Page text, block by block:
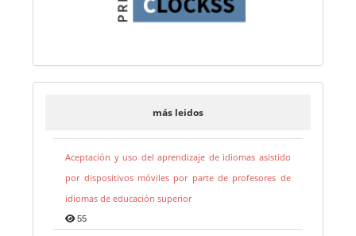
más leidos
Aceptación y uso del aprendizaje de idiomas asistido
por dispositivos móviles por parte de profesores de
idiomas de educación superior
55